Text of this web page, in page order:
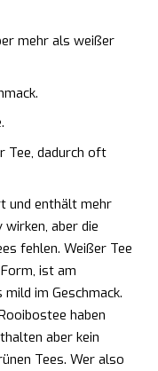
mehr als weißer
Tee, dadurch oft
und enthält mehr
aber die
fehlen. Weißer Tee
ist am
im Geschmack.
haben
aber kein
Tees. Wer also